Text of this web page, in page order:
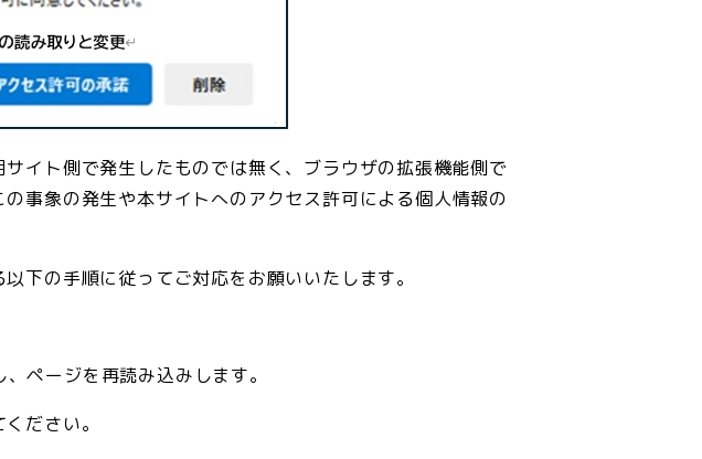
イト側で発生したものでは無く、ブラウザの拡張機能側で
事象の発生や本サイトへのアクセス許可による個人情報の
下の手順に従ってご対応をお願いいたします。
ページを再読み込みします。
ださい。